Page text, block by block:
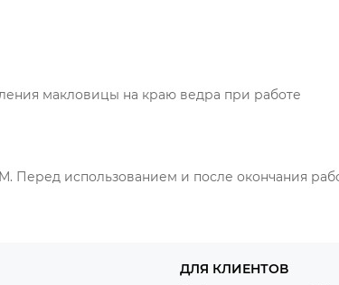
макловицы на краю ведра при работе
Перед использованием и после окончания
ДЛЯ КЛИЕНТОВ